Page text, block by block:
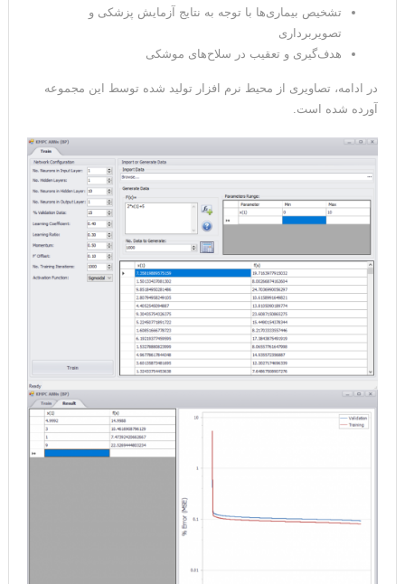
طراحی انواع سیستم‌های کنترل
تشخیص بیماری‌ها با توجه به نتایج آزمایش پزشکی و
تصویر‌برداری
در ادامه، تصاویری از محیط نرم افزار تولید شده توسط این مجموعه